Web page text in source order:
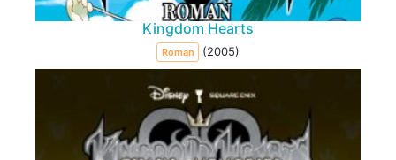
Kingdom Hearts
Roman (2005)